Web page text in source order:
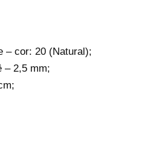
– cor: 20 (Natural);
– 2,5 mm;